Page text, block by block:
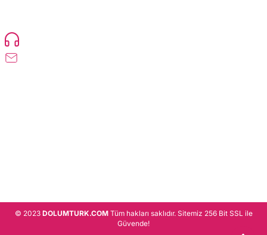
© 2023 DOLUMTURK.COMTüm hakları saklıdır. Sitemiz 256 Bit SSL ile
Güvende!